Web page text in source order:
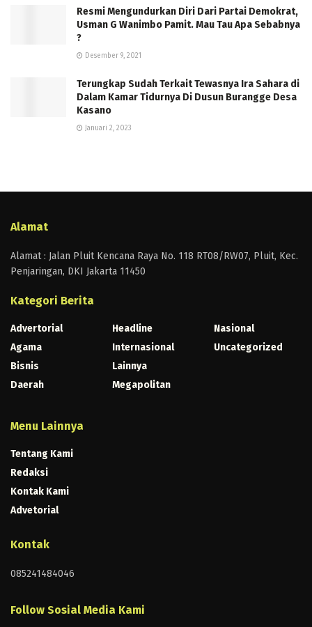
Resmi Mengundurkan Diri Dari Partai Demokrat,
Usman G Wanimbo Pamit. Mau Tau Apa Sebabnya
?
Desember 9, 2021
Terungkap Sudah Terkait Tewasnya Ira Sahara di
Dalam Kamar Tidurnya Di Dusun Burangge Desa
Kasano
Januari 2, 2023
Alamat
Alamat : Jalan Pluit Kencana Raya No. 118 RT08/RW07, Pluit, Kec.
Penjaringan, DKI Jakarta 11450
Kategori Berita
Advertorial
Agama
Bisnis
Daerah
Headline
Internasional
Lainnya
Megapolitan
Nasional
Uncategorized
Menu Lainnya
Tentang Kami
Redaksi
Kontak Kami
Advetorial
Kontak
085241484046
Follow Sosial Media Kami